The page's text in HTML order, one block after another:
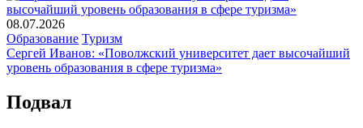
08.07.2026
Образование Туризм
Сергей Иванов: «Поволжский университет дает высочайший
уровень образования в сфере туризма»
Подвал